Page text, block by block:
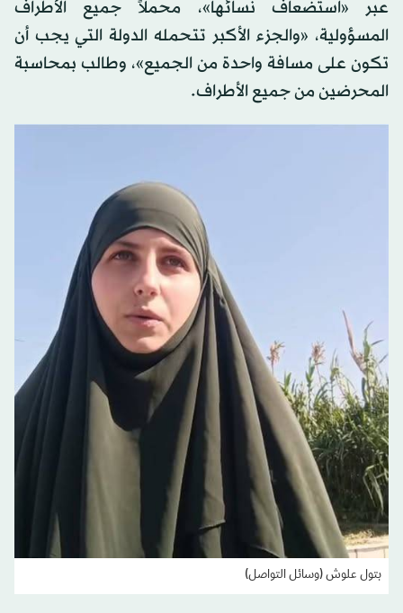
عبر «استضعاف نسائها»، محملاً جميع الأطراف
المسؤولية، «والجزء الأكبر تتحمله الدولة التي يجب أن
تكون على مسافة واحدة من الجميع»، وطالب بمحاسبة
المحرضين من جميع الأطراف.
بتول علوش (وسائل التواصل)